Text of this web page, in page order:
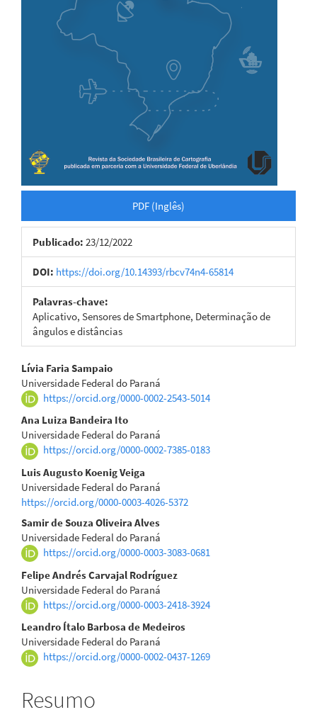
PDF (Inglês)
Publicado: 23/12/2022
DOI: https://doi.org/10.14393/rbcv74n4-65814
Palavras-chave:
Aplicativo, Sensores de Smartphone, Determinação de
ângulos e distâncias
Conteúdo
do
artigo
principal
Lívia Faria Sampaio
Universidade Federal do Paraná
https://orcid.org/0000-0002-2543-5014
Ana Luiza Bandeira Ito
Universidade Federal do Paraná
https://orcid.org/0000-0002-7385-0183
Luis Augusto Koenig Veiga
Universidade Federal do Paraná
https://orcid.org/0000-0003-4026-5372
Samir de Souza Oliveira Alves
Universidade Federal do Paraná
https://orcid.org/0000-0003-3083-0681
Felipe Andrés Carvajal Rodríguez
Universidade Federal do Paraná
https://orcid.org/0000-0003-2418-3924
Leandro Ítalo Barbosa de Medeiros
Universidade Federal do Paraná
https://orcid.org/0000-0002-0437-1269
Resumo